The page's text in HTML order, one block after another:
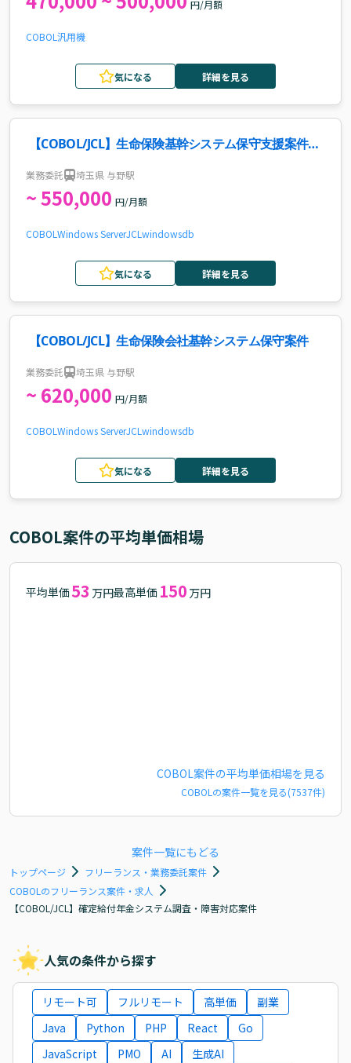
円/月額
COBOL 汎用機
気になる 詳細を見る
【COBOL/JCL】生命保険基幹システム保守支援案件・
業務委託 埼玉県 与野駅
~ 550,000 円/月額
COBOL Windows ServerJCL windowsdb
気になる 詳細を見る
【COBOL/JCL】生命保険会社基幹システム保守案件
業務委託 埼玉県 与野駅
~ 620,000 円/月額
COBOL Windows ServerJCL windowsdb
気になる 詳細を見る
COBOL案件の平均単価相場
平均単価53 万円最高単価 150 万円
COBOL案件の平均単価相場を見る
COBOL の案件一覧を見る(7537件)
案件一覧にもどる
トップページ
フリーランス・業務委託案件
COBOLのフリーランス案件・求人
【COBOL/JCL】確定給付年金システム調査・障害対応案件
人気の条件から探す
リモート可 フルリモート 高単価
副業
Java
Python PHP React
Go
JavaScript
PMO AI
生成AI